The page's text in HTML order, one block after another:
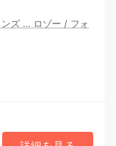
ズ … ロゾー / フォ